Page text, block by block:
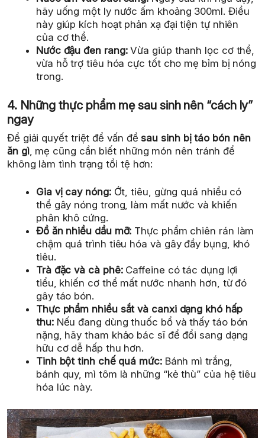
hãy uống một ly nước ấm khoảng 300ml. Điều
này giúp kích hoạt phản xạ đại tiện tự nhiên
của cơ thể.
Nước đậu đen rang:Vừa giúp thanh lọc cơ thể,
vừa hỗ trợ tiêu hóa cực tốt cho mẹ bỉm bị nóng
trong.
4. Những thực phẩm mẹ sau sinh nên “cách ly”
ngay
Để giải quyết triệt để vấn đềsau sinh bị táo bón nên
ăn gì, mẹ cũng cần biết những món nên tránh để
không làm tình trạng tồi tệ hơn:
Gia vị cay nóng:Ớt, tiêu, gừng quá nhiều có
thể gây nóng trong, làm mất nước và khiến
phân khô cứng.
Đồ ăn nhiều dầu mỡ: Thực phẩm chiên rán làm
chậm quá trình tiêu hóa và gây đầy bụng, khó
tiêu.
Trà đặc và cà phê:Caffeine có tác dụng lợi
tiểu, khiến cơ thể mất nước nhanh hơn, từ đó
gây táo bón.
Thực phẩm nhiều sắt và canxi dạng khó hấp
thu:Nếu đang dùng thuốc bổ và thấy táo bón
nặng, hãy tham khảo bác sĩ để đổi sang dạng
hữu cơ dễ hấp thu hơn.
Tinh bột tinh chế quá mức:Bánh mì trắng,
bánh quy, mì tôm là những “kẻ thù” của hệ tiêu
hóa lúc này.